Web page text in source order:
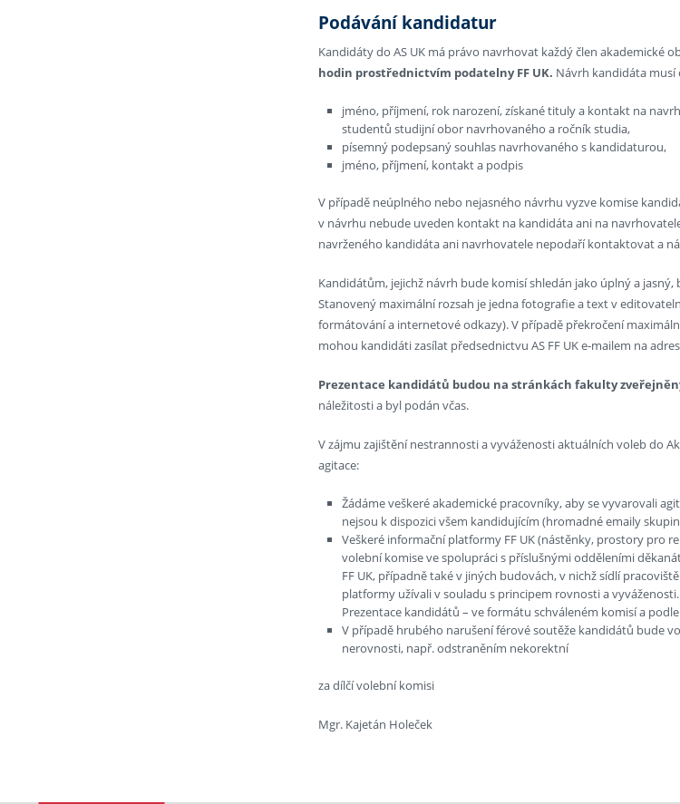
Podávání kandidatur
Kandidáty do AS UK má právo navrhovat každý člen akademické
hodin prostřednictvím podatelny FF UK. Návrh kandidáta
jméno, příjmení, rok narození, získané tituly a kontakt na
studentů studijní obor navrhovaného a ročník studia,
písemný podepsaný souhlas navrhovaného s kandidaturou,
jméno, příjmení, kontakt a podpis
V případě neúplného nebo nejasného návrhu vyzve komise
v návrhu nebude uveden kontakt na kandidáta ani na
navrženého kandidáta ani navrhovatele nepodaří kontaktovat a
Kandidátům, jejichž návrh bude komisí shledán jako úplný a
Stanovený maximální rozsah je jedna fotografie a text v
formátování a internetové odkazy). V případě překročení
mohou kandidáti zasílat předsednictvu AS FF UK e‐mailem na
Prezentace kandidátů budou na stránkách fakulty
náležitosti a byl podán včas.
V zájmu zajištění nestrannosti a vyváženosti aktuálních voleb do
agitace:
Žádáme veškeré akademické pracovníky, aby se vyvarovali
nejsou k dispozici všem kandidujícím (hromadné emaily
Veškeré informační platformy FF UK (nástěnky, prostory pro
volební komise ve spolupráci s příslušnými odděleními
FF UK, případně také v jiných budovách, v nichž sídlí
platformy užívali v souladu s principem rovnosti a
Prezentace kandidátů – ve formátu schváleném komisí a
V případě hrubého narušení férové soutěže kandidátů bude
nerovnosti, např. odstraněním nekorektní
za dílčí volební komisi
Mgr. Kajetán Holeček